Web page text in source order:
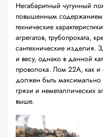
Негабаритный чугунный
повышенным содержанием
технические
агрегатов, трубопроката,
сантехнические изделия.
и весу, однако в данной
проволока. Лом 22А, как и
должен быть
грязи и неметаллических
выше.